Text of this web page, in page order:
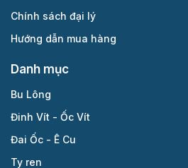
Chính sách đại lý
Hướng dẫn mua hàng
Danh mục
Bu Lông
Đinh Vít - Ốc Vít
Đai Ốc - Ê Cu
Ty ren